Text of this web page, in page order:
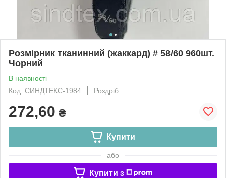
Розмірник тканинний (жаккард) # 58/60 960шт.
Чорний
В наявності
Код: СИНДТЕКС-1984
Роздріб
272,60 ₴
Купити
або
Купити з